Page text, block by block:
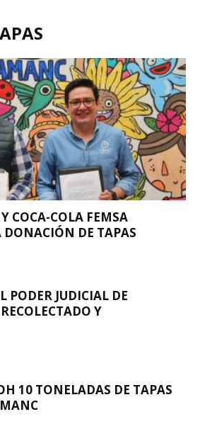
COCA-COLA FEMSA
DE TAPAS
PODER JUDICIAL DE
Y
10 TONELADAS DE TAPAS